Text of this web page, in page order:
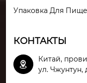
Упаковка Для
КОНТАКТЫ

Китай,
ул. Чжунтун,